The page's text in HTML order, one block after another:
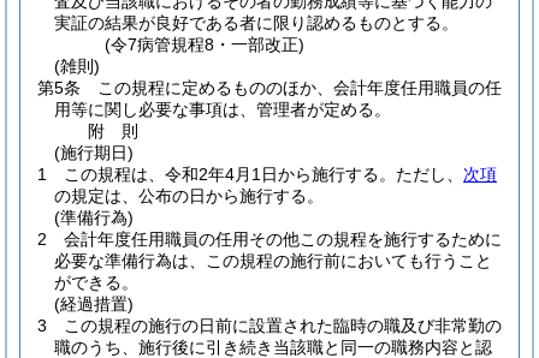
実証の結果が良好である者に限り認めるものとする。
(令7病管規程8・一部改正)
(雑則)
第5条
この規程に定めるもののほか、会計年度任用職員の任
用等に関し必要な事項は、管理者が定める。
附 則
(施行期日)
1
この規程は、令和2年4月1日から施行する。 ただし、 次項
の規定は、公布の日から施行する。
(準備行為)
2
会計年度任用職員の任用その他この規程を施行するために
必要な準備行為は、この規程の施行前においても行うこと
ができる。
(経過措置)
3
この規程の施行の日前に設置された臨時の職及び非常勤の
職のうち、施行後に引き続き当該職と同一の職務内容と認